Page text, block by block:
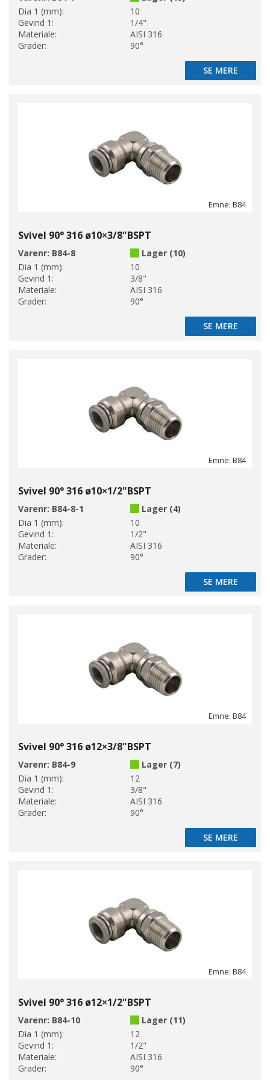
Dia 1 (mm):
10
Gevind 1:
1/4"
Materiale:
AISI 316
Grader:
90°
SE MERE
SE MERE
Emne: B84
Svivel 90° 316 ø10×3/8"BSPT
Varenr: B84-8
Lager (10)
Dia 1 (mm):
10
Gevind 1:
3/8"
Materiale:
AISI 316
Grader:
90°
SE MERE
SE MERE
Emne: B84
Svivel 90° 316 ø10×1/2"BSPT
Varenr: B84-8-1
Lager (4)
Dia 1 (mm):
10
Gevind 1:
1/2"
Materiale:
AISI 316
Grader:
90°
SE MERE
SE MERE
Emne: B84
Svivel 90° 316 ø12×3/8"BSPT
Varenr: B84-9
Lager (7)
Dia 1 (mm):
12
Gevind 1:
3/8"
Materiale:
AISI 316
Grader:
90°
SE MERE
SE MERE
Emne: B84
Svivel 90° 316 ø12×1/2"BSPT
Varenr: B84-10
Lager (11)
Dia 1 (mm):
12
Gevind 1:
1/2"
Materiale:
AISI 316
Grader:
90°